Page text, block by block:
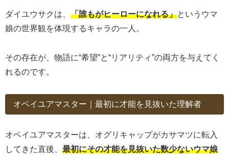
ダイユウサクは、 「誰もがヒーローになれる」というウマ
娘の世界観を体現するキャラの一人。
その存在が、物語に“希望”と“リアリティ”の両方を与えてく
れるのです。
オベイユアマスター｜最初に才能を見抜いた理解者
オベイユアマスターは、オグリキャップがカサマツに転入
してきた直後、 最初にその才能を見抜いた数少ないウマ娘